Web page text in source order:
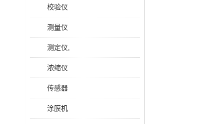
校验仪
测量仪
测定仪,
浓缩仪
传感器
涂膜机